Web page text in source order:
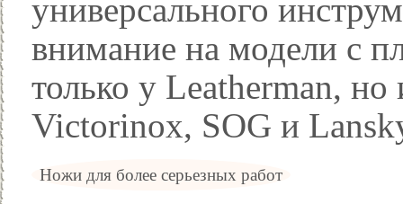
универсального
внимание на модели с
только у Leatherman,
Victorinox, SOG и
Ножи для более серьезных работ